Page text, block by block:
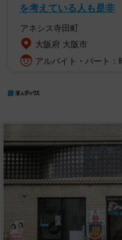
を考えている人も是非
アネシス寺田町
大阪府 大阪市
アルバイト・パート